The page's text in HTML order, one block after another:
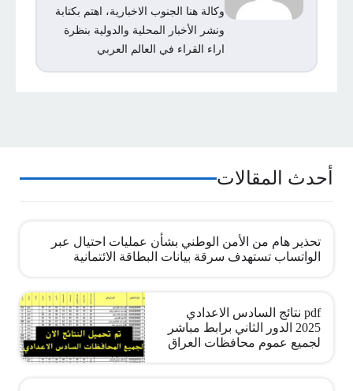
وكالة هنا الجنوب الاخبارية، اهتم بكتابة
ونشر الأخبار المحلية والدولية بنظرة
اراء القراء في العالم العربي
أحدث المقالات
تحذير هام من الأمن الوطني بشأن عمليات احتيال عبر
الواتساب تستهدف سرقة بيانات البطاقة الائتمانية
pdf نتائج السادس الاعدادي
2025 الدور الثاني برابط مباشر
لجميع عموم محافظات العراق